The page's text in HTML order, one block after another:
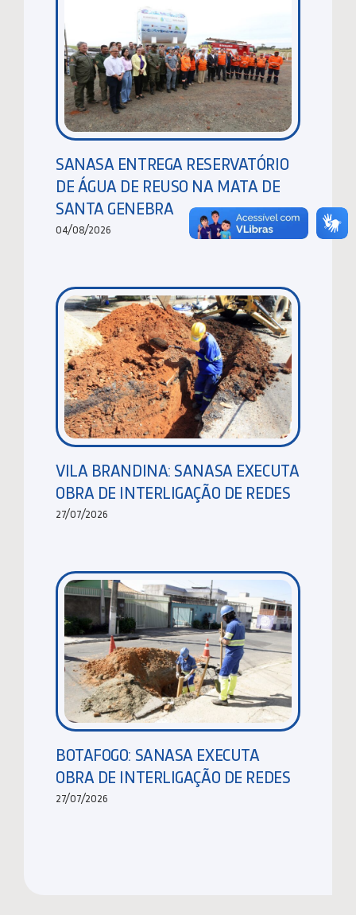
SANASA ENTREGA RESERVATÓRIO
DE ÁGUA DE REUSO NA MATA DE
SANTA GENEBRA
04/08/2026
VILA BRANDINA: SANASA EXECUTA
OBRA DE INTERLIGAÇÃO DE REDES
27/07/2026
BOTAFOGO: SANASA EXECUTA
OBRA DE INTERLIGAÇÃO DE REDES
27/07/2026